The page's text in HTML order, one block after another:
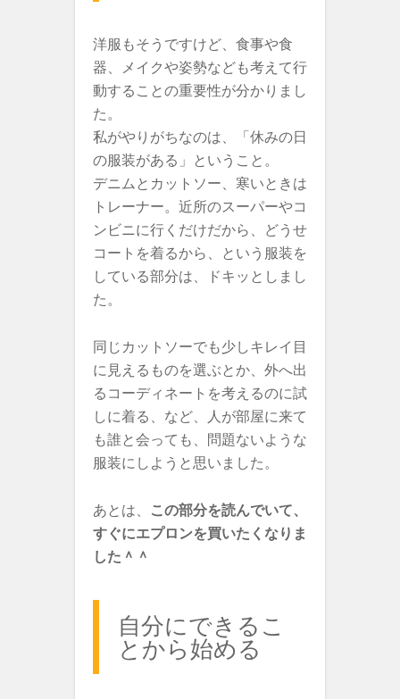
洋服もそうですけど、食事や食
器、メイクや姿勢なども考えて行
動することの重要性が分かりまし
た。
私がやりがちなのは、「休みの日
の服装がある」ということ。
デニムとカットソー、寒いときは
トレーナー。近所のスーパーやコ
ンビニに行くだけだから、どうせ
コートを着るから、という服装を
している部分は、ドキッとしまし
た。
同じカットソーでも少しキレイ目
に見えるものを選ぶとか、外へ出
るコーディネートを考えるのに試
しに着る、など、人が部屋に来て
も誰と会っても、問題ないような
服装にしようと思いました。
あとは、
この部分を読んでいて、
すぐにエプロンを買いたくなりま
した＾＾
自分にできるこ
とから始める